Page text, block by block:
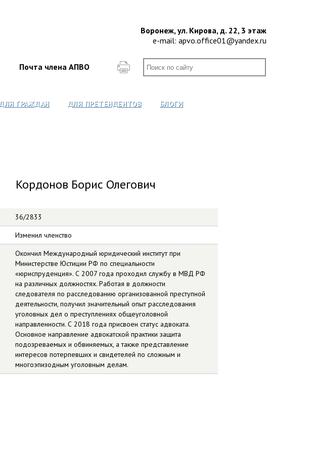
Воронеж, ул. Кирова, д. 22, 3 этаж
e-mail: apvo.office01@yandex.ru
Почта члена АПВО
ДЛЯ ГРАЖДАН ДЛЯ ПРЕТЕНДЕНТОВ
БЛОГИ
Кордонов Борис Олегович
36/2833
Изменил членство
Окончил Международный юридический институт при
Министерстве Юстиции РФ по специальности
«юриспруденция». С 2007 года проходил службу в МВД РФ
на различных должностях. Работая в должности
следователя по расследованию организованной преступной
деятельности, получил значительный опыт расследования
уголовных дел о преступлениях общеуголовной
направленности. С 2018 года присвоен статус адвоката.
Основное направление адвокатской практики защита
подозреваемых и обвиняемых, а также представление
интересов потерпевших и свидетелей по сложным и
многоэпизодным уголовным делам.